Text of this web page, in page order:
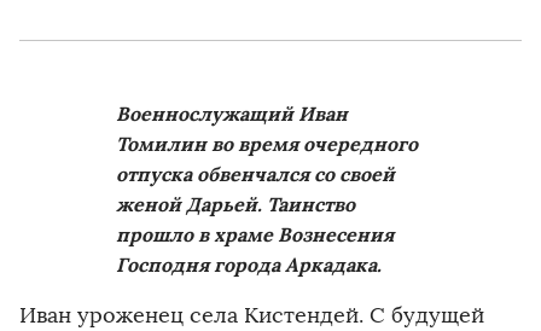
Военнослужащий Иван
Томилин во время очередного
отпуска обвенчался со своей
женой Дарьей. Таинство
прошло в храме Вознесения
Господня города Аркадака.
Иван уроженец села Кистендей. С будущей